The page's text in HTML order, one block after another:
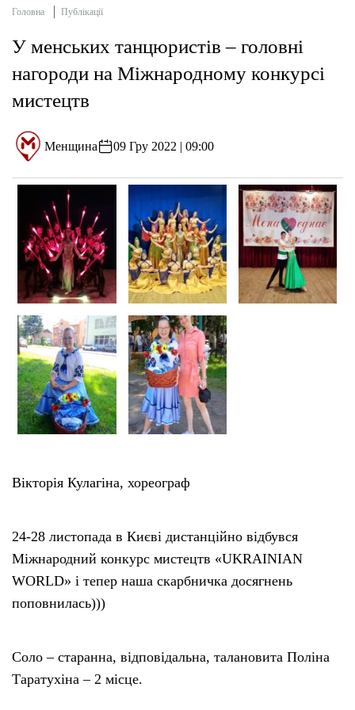
Головна Публікації
У менських танцюристів – головні
нагороди на Міжнародному конкурсі
мистецтв
Менщина 09 Гру 2022 | 09:00
Вікторія Кулагіна, хореограф
24-28 листопада в Києві дистанційно відбувся
Міжнародний конкурс мистецтв «UKRAINIAN
WORLD» і тепер наша скарбничка досягнень
поповнилась)))
Соло – старанна, відповідальна, талановита Поліна
Таратухіна – 2 місце.